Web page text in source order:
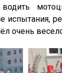
испытания,